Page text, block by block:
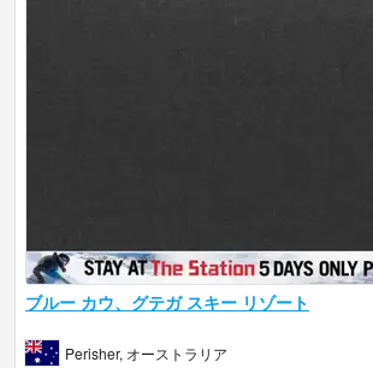
ブルー カウ、グテガ スキー リゾート
Perisher, オーストラリア